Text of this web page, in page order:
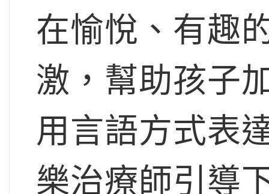
在愉悅、有趣
激，幫助孩子
用言語方式表
樂治療師引導